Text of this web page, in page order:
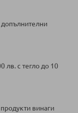
лв. с тегло до 10
винаги